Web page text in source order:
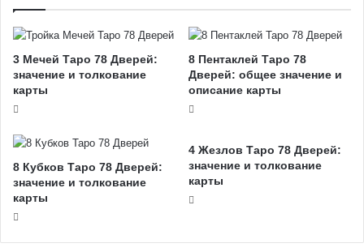
3 Мечей Таро 78 Дверей:
значение и толкование
карты
8 Пентаклей Таро 78
Дверей: общее значение и
описание карты
8 Кубков Таро 78 Дверей:
значение и толкование
карты
4 Жезлов Таро 78 Дверей:
значение и толкование
карты